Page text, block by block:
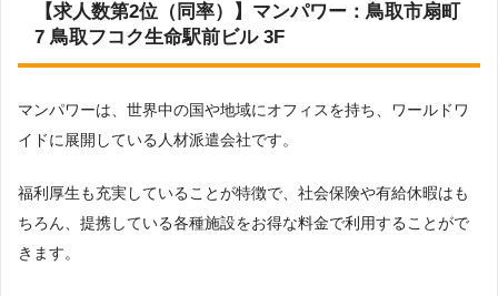
【求人数第2位（同率）】マンパワー：鳥取市扇町
7 鳥取フコク生命駅前ビル 3F
マンパワーは、世界中の国や地域にオフィスを持ち、ワールドワ
イドに展開している人材派遣会社です。
福利厚生も充実していることが特徴で、社会保険や有給休暇はも
ちろん、提携している各種施設をお得な料金で利用することがで
きます。